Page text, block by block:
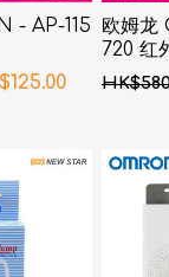
- AP-115
欧姆
720 红